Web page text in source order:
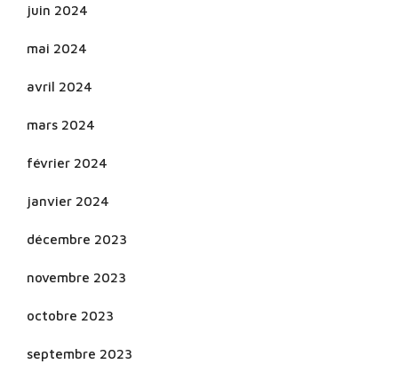
juin 2024
mai 2024
avril 2024
mars 2024
février 2024
janvier 2024
décembre 2023
novembre 2023
octobre 2023
septembre 2023